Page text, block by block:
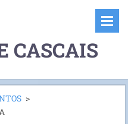
CASCAIS
>